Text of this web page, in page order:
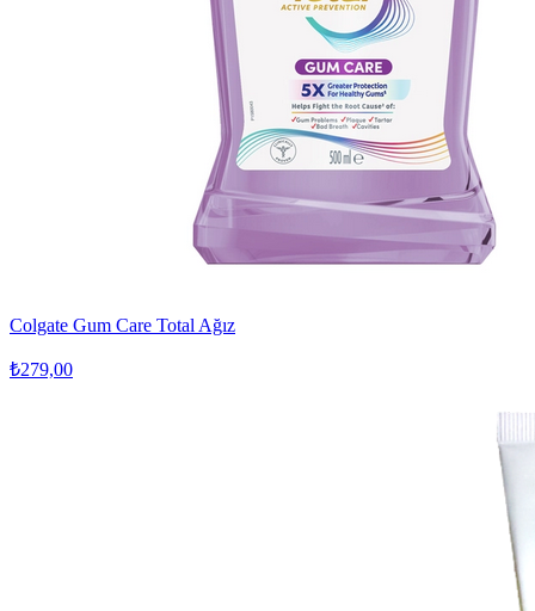
Colgate Gum Care Total Ağız
₺279,00